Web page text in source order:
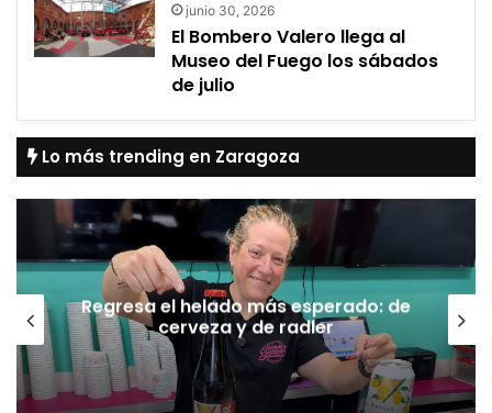
junio 30, 2026
El Bombero Valero llega al
Museo del Fuego los sábados
de julio
Lo más trending en Zaragoza
Regresa el helado más esperado: de
cerveza y de radler